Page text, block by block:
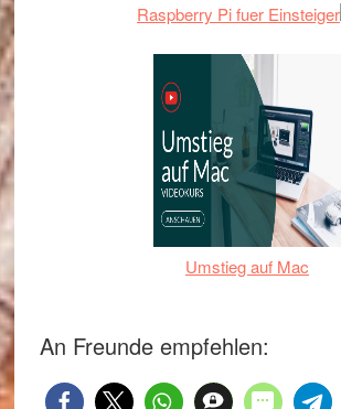
Raspberry Pi fuer Einsteiger
Umstieg auf Mac
An Freunde empfehlen: